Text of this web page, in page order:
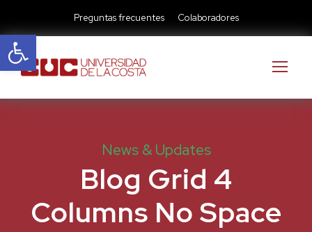
Abrir barra de herramientas
Preguntas frecuentes Colaboradores
News & Updates
Blog Grid 4
Columns No Space